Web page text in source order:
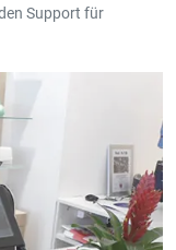
Support für